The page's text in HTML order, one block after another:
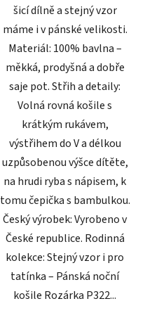
šicí dílně a stejný vzor
máme i v pánské velikosti.
Materiál: 100% bavlna –
měkká, prodyšná a dobře
saje pot. Střih a detaily:
Volná rovná košile s
krátkým rukávem,
výstřihem do V a délkou
uzpůsobenou výšce dítěte,
na hrudi ryba s nápisem, k
tomu čepička s bambulkou.
Český výrobek: Vyrobeno v
České republice. Rodinná
kolekce: Stejný vzor i pro
tatínka – Pánská noční
košile Rozárka P322...